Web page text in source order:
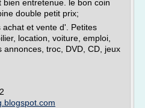
entretenue. le bon coin
double petit prix;
et vente d'. Petites
location, voiture, emploi,
annonces, troc, DVD, CD, jeux